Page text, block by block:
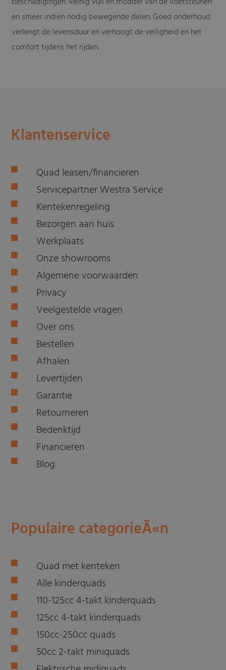
en smeer indien nodig bewegende delen. Goed onderhoud
verlengt de levensduur en verhoogt de veiligheid en het
comfort tijdens het rijden.
Klantenservice
Quad leasen/financieren
Servicepartner Westra Service
Kentekenregeling
Bezorgen aan huis
Werkplaats
Onze showrooms
Algemene voorwaarden
Privacy
Veelgestelde vragen
Over ons
Bestellen
Afhalen
Levertijden
Garantie
Retourneren
Bedenktijd
Financieren
Blog
Populaire categorieÃ«n
Quad met kenteken
Alle kinderquads
110-125cc 4-takt kinderquads
125cc 4-takt kinderquads
150cc-250cc quads
50cc 2-takt miniquads